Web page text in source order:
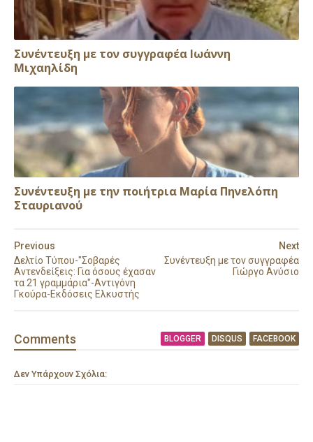
Συνέντευξη με τον συγγραφέα Ιωάννη
Μιχαηλίδη
Συνέντευξη με την ποιήτρια Μαρία Πηνελόπη
Σταυριανού
Next
Συνέντευξη με τον συγγραφέα
Γιώργο Ανύσιο
Previous
Δελτίο Τύπου-"Σοβαρές
Αντενδείξεις: Για όσους έχασαν
τα 21 γραμμάρια"-Αντιγόνη
Γκούρα-Εκδόσεις Ελκυστής
Comments BLOGGER DISQUS FACEBOOK
Δεν Υπάρχουν Σχόλια: